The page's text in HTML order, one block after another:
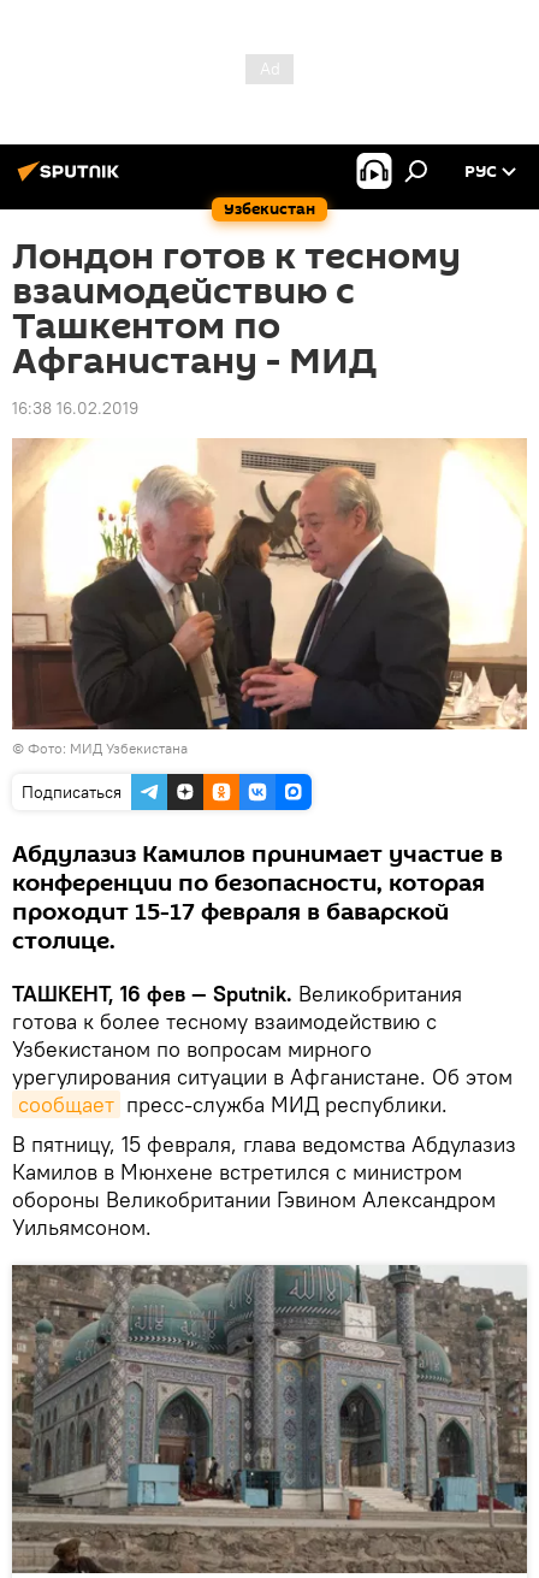
Узбекистан
РУС
Лондон готов к тесному
взаимодействию с
Ташкентом по
Афганистану - МИД
16:38 16.02.2019
© Фото: МИД Узбекистана
Подписаться
Абдулазиз Камилов принимает участие в
конференции по безопасности, которая
проходит 15-17 февраля в баварской
столице.
ТАШКЕНТ, 16 фев — Sputnik. Великобритания
готова к более тесному взаимодействию с
Узбекистаном по вопросам мирного
урегулирования ситуации в Афганистане. Об этом
сообщает пресс-служба МИД республики.
В пятницу, 15 февраля, глава ведомства Абдулазиз
Камилов в Мюнхене встретился с министром
обороны Великобритании Гэвином Александром
Уильямсоном.